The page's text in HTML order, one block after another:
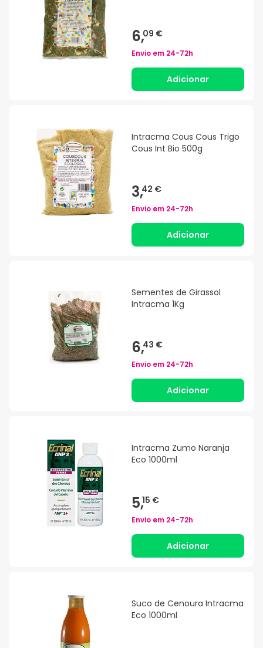
6,09 €
Envio em 24-72h
Adicionar
Intracma Cous Cous Trigo
Cous Int Bio 500g
3,42 €
Envio em 24-72h
Adicionar
Sementes de Girassol
Intracma 1Kg
6,43 €
Envio em 24-72h
Adicionar
Intracma Zumo Naranja
Eco 1000ml
5,15 €
Envio em 24-72h
Adicionar
Suco de Cenoura Intracma
Eco 1000ml